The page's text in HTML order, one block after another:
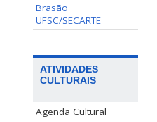
Brasão
UFSC/SECARTE
ATIVIDADES
CULTURAIS
Agenda Cultural